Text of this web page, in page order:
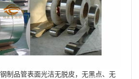
制品管表面光洁无脱皮，无黑点、无